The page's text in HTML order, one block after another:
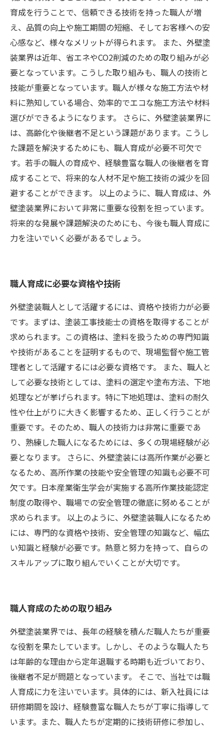
育成を行うことで、信頼できる技術を持った職人が増
え、品質の向上や施工期間の短縮、そしてお客様への安
心感など、様々なメリットが得られます。 また、外壁塗
装業界は近年、省エネやCO2削減のための取り組みが必
要となっています。こうした取り組みも、職人の技術と
技能が重要となっています。職人が様々な施工方法や材
料に熟知している場合、効率的でエコな施工方法や材料
選びができるようになります。 さらに、外壁塗装業界に
は、高齢化や後継者不足という課題があります。こうし
た課題を解決するためにも、職人育成が必要不可欠で
す。若手の職人の育成や、経験豊富な職人の後継者を育
成することで、将来的な人材不足や施工技術の減少を回
避することができます。 以上のように、職人育成は、外
壁塗装業界において非常に重要な役割を担っています。
将来的な発展や課題解決のためにも、今後も職人育成に
力を注いでいく必要があるでしょう。
職人育成に必要な資格や技術
外壁塗装職人として活躍するには、資格や技術力が必要
です。まずは、塗装工事技能士の資格を取得することが
求められます。この資格は、塗料を扱うための専門知識
や技術があることを証明するもので、現場監督や施工管
理者として活躍するには必要な資格です。 また、職人と
して必要な技術としては、塗料の選定や塗布方法、下地
処理などが挙げられます。特に下地処理は、塗料の耐久
性や仕上がりに大きく影響するため、正しく行うことが
重要です。そのため、職人の技術力は非常に重要であ
り、熟練した職人になるためには、多くの現場経験が必
要となります。 さらに、外壁塗装には高所作業が必要と
なるため、高所作業の技能や安全管理の知識も必要不可
欠です。日本産業衛生学会が実施する高所作業技能認定
制度の取得や、職場での安全管理の徹底に努めることが
求められます。 以上のように、外壁塗装職人になるため
には、専門的な資格や技術、安全管理の知識など、幅広
い知識と経験が必要です。熱意と努力を持って、自らの
スキルアップに取り組んでいくことが大切です。
職人育成のための取り組み
外壁塗装業界では、長年の経験を積んだ職人たちが重要
な役割を果たしています。しかし、そのような職人たち
は年齢的な理由から定年退職する時期も近づいており、
後継者不足が問題となっています。 そこで、当社では職
人育成に力を注いでいます。具体的には、新入社員には
研修期間を設け、経験豊富な職人たちが丁寧に指導して
います。また、職人たちが定期的に技術研修に参加し、